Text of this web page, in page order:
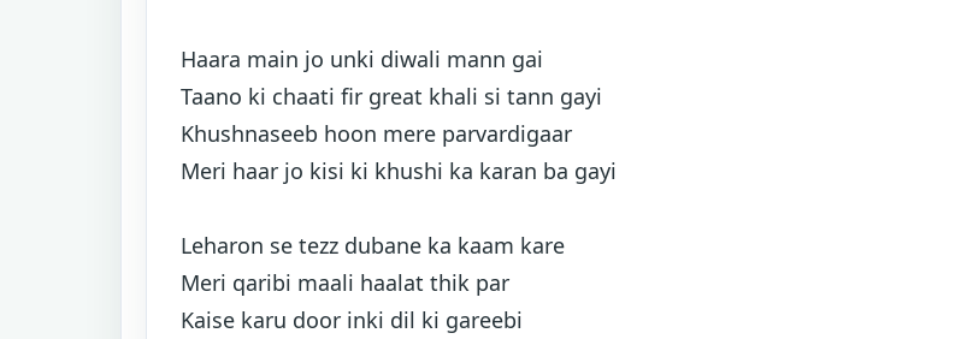
Haara main jo unki diwali mann gai
Taano ki chaati fir great khali si tann gayi
Khushnaseeb hoon mere parvardigaar
Meri haar jo kisi ki khushi ka karan ba gayi
Leharon se tezz dubane ka kaam kare
Meri qaribi maali haalat thik par
Kaise karu door inki dil ki gareebi